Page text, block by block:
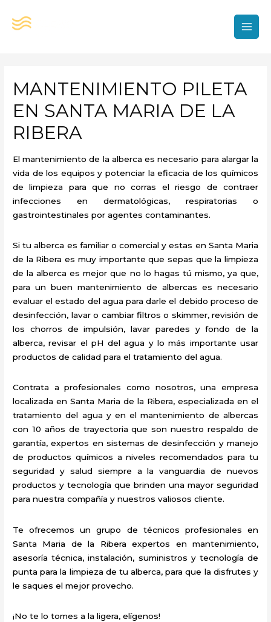
MANTENIMIENTO PILETA
EN SANTA MARIA DE LA
RIBERA
El mantenimiento de la alberca es necesario para alargar la
vida de los equipos y potenciar la eficacia de los químicos
de limpieza para que no corras el riesgo de contraer
infecciones en dermatológicas, respiratorias o
gastrointestinales por agentes contaminantes.
Si tu alberca es familiar o comercial y estas en Santa Maria
de la Ribera es muy importante que sepas que la limpieza
de la alberca es mejor que no lo hagas tú mismo, ya que,
para un buen mantenimiento de albercas es necesario
evaluar el estado del agua para darle el debido proceso de
desinfección, lavar o cambiar filtros o skimmer, revisión de
los chorros de impulsión, lavar paredes y fondo de la
alberca, revisar el pH del agua y lo más importante usar
productos de calidad para el tratamiento del agua.
Contrata a profesionales como nosotros, una empresa
localizada en Santa Maria de la Ribera, especializada en el
tratamiento del agua y en el mantenimiento de albercas
con 10 años de trayectoria que son nuestro respaldo de
garantía, expertos en sistemas de desinfección y manejo
de productos químicos a niveles recomendados para tu
seguridad y salud siempre a la vanguardia de nuevos
productos y tecnología que brinden una mayor seguridad
para nuestra compañía y nuestros valiosos cliente.
Te ofrecemos un grupo de técnicos profesionales en
Santa Maria de la Ribera expertos en mantenimiento,
asesoría técnica, instalación, suministros y tecnología de
punta para la limpieza de tu alberca, para que la disfrutes y
le saques el mejor provecho.
¡No te lo tomes a la ligera, elígenos!